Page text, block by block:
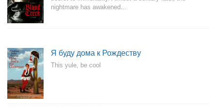
nightmare has awakened...
Я буду дома к Рождеству
This yule, be cool